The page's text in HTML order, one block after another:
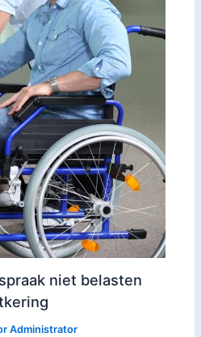
niet belasten
Administrator